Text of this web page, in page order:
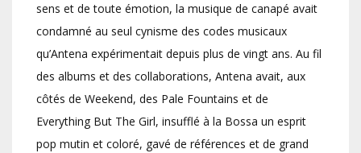
sens et de toute émotion, la musique de canapé avait
condamné au seul cynisme des codes musicaux
qu’Antena expérimentait depuis plus de vingt ans. Au fil
des albums et des collaborations, Antena avait, aux
côtés de Weekend, des Pale Fountains et de
Everything But The Girl, insufflé à la Bossa un esprit
pop mutin et coloré, gavé de références et de grand